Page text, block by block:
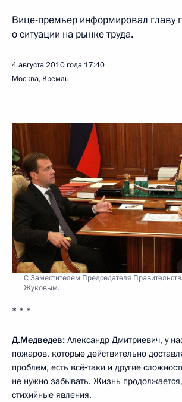
Вице-премьер информировал главу
о ситуации на рынке труда.
4 августа 2010 года 17:40
Москва, Кремль
С Заместителем Председателя
Жуковым.
* * *
Д.Медведев: Александр Дмитриевич, у
пожаров, которые действительно
проблем, есть всё‑таки и другие
не нужно забывать. Жизнь
стихийные явления.